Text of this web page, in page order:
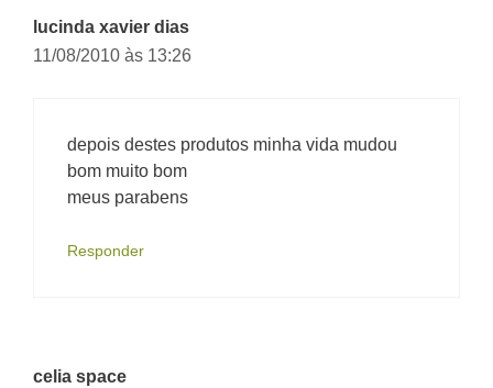
lucinda xavier dias
11/08/2010 às 13:26
depois destes produtos minha vida mudou
bom muito bom
meus parabens
Responder
celia space